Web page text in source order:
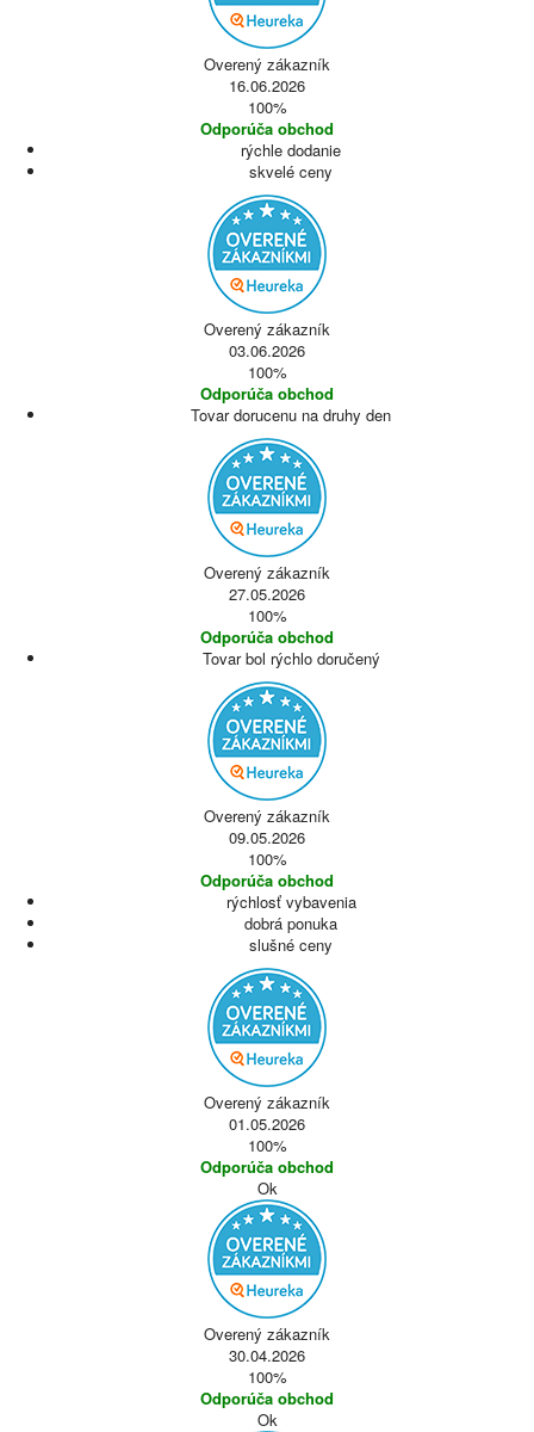
Overený zákazník
16.06.2026
100%
Odporúča obchod
rýchle dodanie
skvelé ceny
Overený zákazník
03.06.2026
100%
Odporúča obchod
Tovar dorucenu na druhy den
Overený zákazník
27.05.2026
100%
Odporúča obchod
Tovar bol rýchlo doručený
Overený zákazník
09.05.2026
100%
Odporúča obchod
rýchlosť vybavenia
dobrá ponuka
slušné ceny
Overený zákazník
01.05.2026
100%
Odporúča obchod
Ok
Overený zákazník
30.04.2026
100%
Odporúča obchod
Ok